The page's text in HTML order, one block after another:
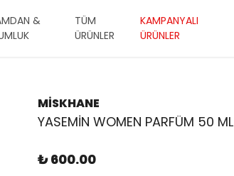
&
TÜM
ÜRÜNLER
KAMPANYALI
ÜRÜNLER
MİSKHANE
YASEMİN WOMEN PARFÜM 50 ML
₺ 600.00